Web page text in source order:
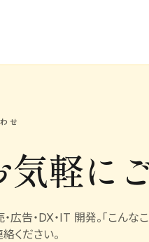
せ
気軽に
・広告・DX・IT 開発。「こん
ください。